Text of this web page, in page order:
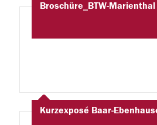
Broschüre_BTW-Marienthal
Kurzexposé Baar-